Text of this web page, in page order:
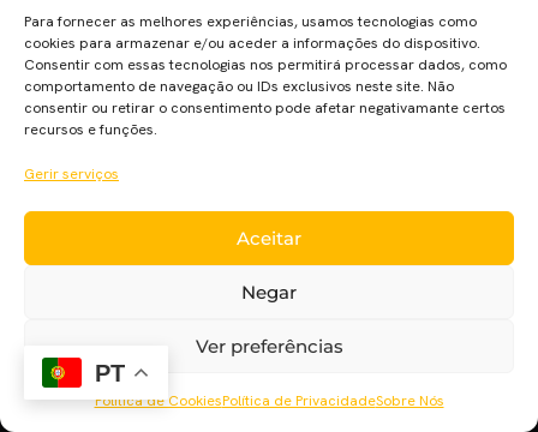
Para fornecer as melhores experiências, usamos tecnologias como
cookies para armazenar e/ou aceder a informações do dispositivo.
Consentir com essas tecnologias nos permitirá processar dados, como
comportamento de navegação ou IDs exclusivos neste site. Não
consentir ou retirar o consentimento pode afetar negativamante certos
recursos e funções.
Gerir serviços
Aceitar
Negar
Ver preferências
Política de CookiesPolítica de PrivacidadeSobre Nós
A produtora Lifetime resolveu elevar a televisão a um novo
patamar. Criar uma série de ficção que incide sobre os
bastidores de um reality show (muito semelhante aos que
fazem parte de quase todo o horário nobre da MTV) e
dissecar todo o ambiente intriguista e malicioso que os
produtores exigem para terem audiências astronómicas. […]
PT